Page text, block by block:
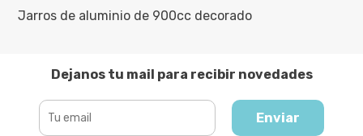
Jarros de aluminio de 900cc decorado
Dejanos tu mail para recibir novedades
Enviar